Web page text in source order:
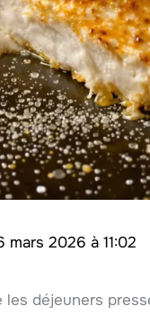
mars 2026 à 11:02
déjeuners